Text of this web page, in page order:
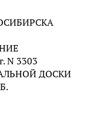
N 3303
ДОСКИ